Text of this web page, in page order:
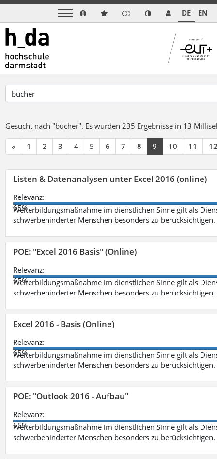
DE EN
Gesucht nach "bücher". Es wurden 235 Ergebnisse in 13
« 1 2 3 4 5 6 7 8 9 10 11 12
Listen & Datenanalysen unter Excel 2016 (online)
Relevanz:
65%
Weiterbildungsmaßnahme im dienstlichen Sinne gilt als
schwerbehinderter Menschen besonders zu berücksichtigen.
POE: "Excel 2016 Basis" (Online)
Relevanz:
65%
Weiterbildungsmaßnahme im dienstlichen Sinne gilt als
schwerbehinderter Menschen besonders zu berücksichtigen.
Excel 2016 - Basis (Online)
Relevanz:
65%
Weiterbildungsmaßnahme im dienstlichen Sinne gilt als
schwerbehinderter Menschen besonders zu berücksichtigen.
POE: "Outlook 2016 - Aufbau"
Relevanz:
65%
Weiterbildungsmaßnahme im dienstlichen Sinne gilt als
schwerbehinderter Menschen besonders zu berücksichtigen.